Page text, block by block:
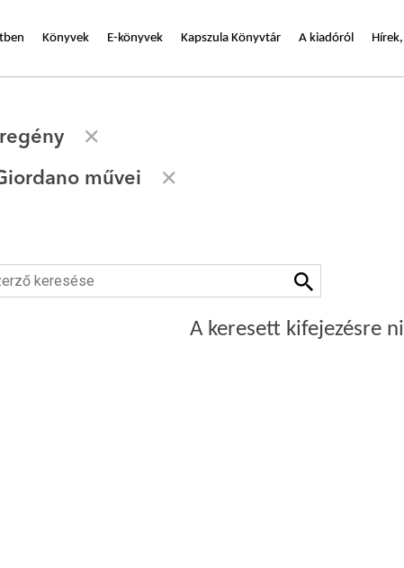
Könyvek E-könyvek Kapszula Könyvtár A kiadóról
művei
A keresett kifejezésre